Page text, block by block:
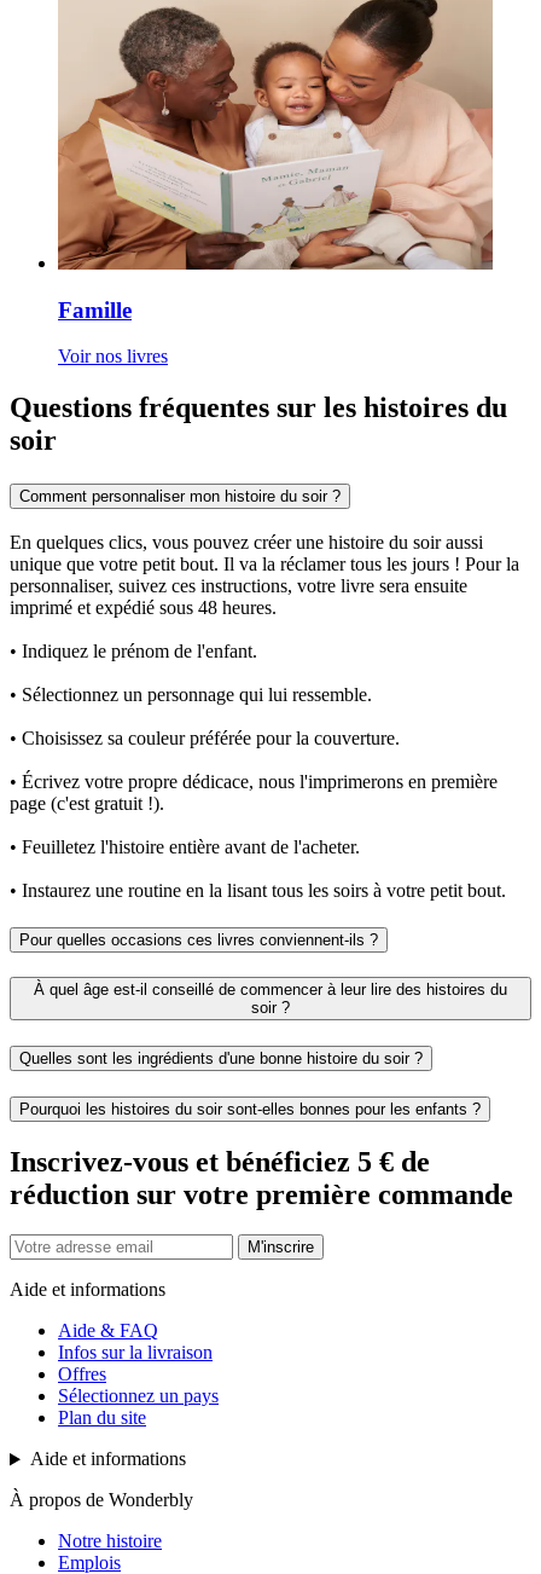
Famille
Voir nos livres
Questions fréquentes sur les histoires du
soir
Comment personnaliser mon histoire du soir ?
En quelques clics, vous pouvez créer une histoire du soir aussi
unique que votre petit bout. Il va la réclamer tous les jours ! Pour la
personnaliser, suivez ces instructions, votre livre sera ensuite
imprimé et expédié sous 48 heures.
• Indiquez le prénom de l'enfant.
• Sélectionnez un personnage qui lui ressemble.
• Choisissez sa couleur préférée pour la couverture.
• Écrivez votre propre dédicace, nous l'imprimerons en première
page (c'est gratuit !).
• Feuilletez l'histoire entière avant de l'acheter.
• Instaurez une routine en la lisant tous les soirs à votre petit bout.
Pour quelles occasions ces livres conviennent-ils ?
À quel âge est-il conseillé de commencer à leur lire des histoires du
soir ?
Quelles sont les ingrédients d'une bonne histoire du soir ?
Pourquoi les histoires du soir sont-elles bonnes pour les enfants ?
Inscrivez-vous et bénéficiez 5 € de
réduction sur votre première commande
M'inscrire
Aide et informations
Aide & FAQ
Infos sur la livraison
Offres
Sélectionnez un pays
Plan du site
Aide et informations
À propos de Wonderbly
Notre histoire
Emplois